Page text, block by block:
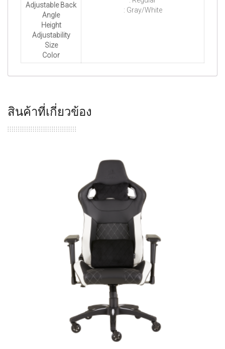
Adjustable Back
Angle
Height
Adjustability
Size
Color
: Gray/White
สินค้าที่เกี่ยวข้อง